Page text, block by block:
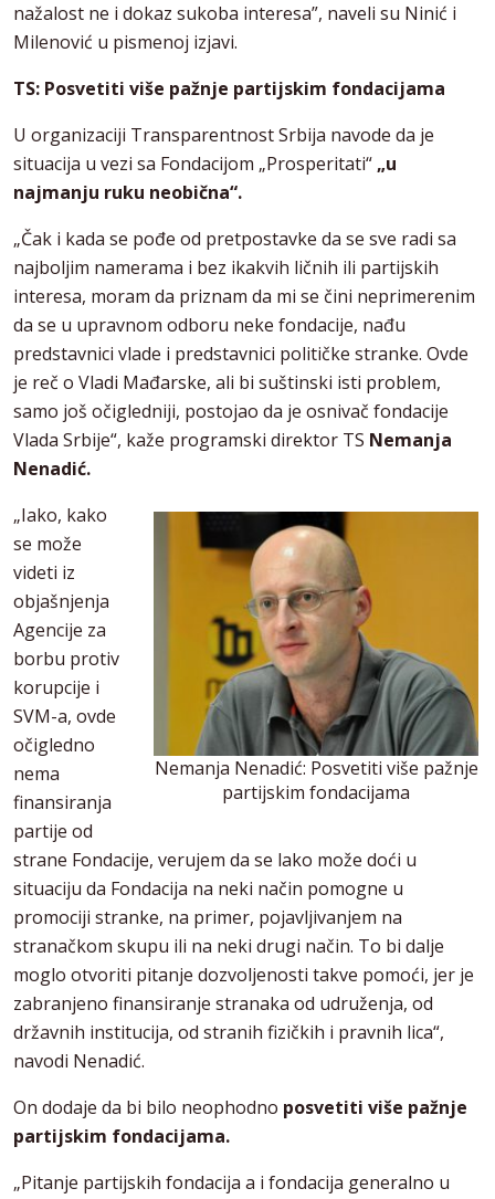
nažalost ne i dokaz sukoba interesa”, naveli su Ninić i
Milenović u pismenoj izjavi.
TS: Posvetiti više pažnje partijskim fondacijama
U organizaciji Transparentnost Srbija navode da je
situacija u vezi sa Fondacijom „Prosperitati“ „u
najmanju ruku neobična“.
„Čak i kada se pođe od pretpostavke da se sve radi sa
najboljim namerama i bez ikakvih ličnih ili partijskih
interesa, moram da priznam da mi se čini neprimerenim
da se u upravnom odboru neke fondacije, nađu
predstavnici vlade i predstavnici političke stranke. Ovde
je reč o Vladi Mađarske, ali bi suštinski isti problem,
samo još očigledniji, postojao da je osnivač fondacije
Vlada Srbije“, kaže programski direktor TS Nemanja
Nenadić.
Nemanja Nenadić: Posvetiti više pažnje
partijskim fondacijama
„Iako, kako
se može
videti iz
objašnjenja
Agencije za
borbu protiv
korupcije i
SVM-a, ovde
očigledno
nema
finansiranja
partije od
strane Fondacije, verujem da se lako može doći u
situaciju da Fondacija na neki način pomogne u
promociji stranke, na primer, pojavljivanjem na
stranačkom skupu ili na neki drugi način. To bi dalje
moglo otvoriti pitanje dozvoljenosti takve pomoći, jer je
zabranjeno finansiranje stranaka od udruženja, od
državnih institucija, od stranih fizičkih i pravnih lica“,
navodi Nenadić.
On dodaje da bi bilo neophodno posvetiti više pažnje
partijskim fondacijama.
„Pitanje partijskih fondacija a i fondacija generalno u